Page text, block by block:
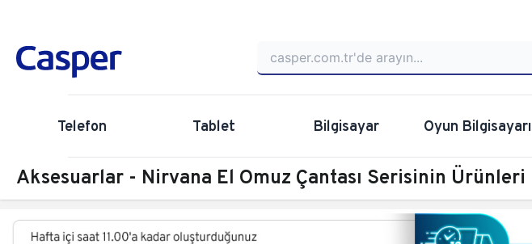
Telefon Tablet Bilgisayar Oyun Bilgisayarı
Aksesuarlar - Nirvana El Omuz Çantası Serisinin Ürünleri